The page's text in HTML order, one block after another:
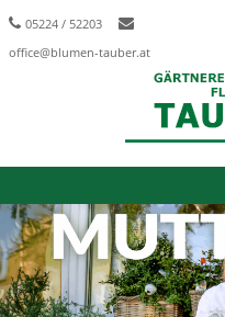
05224 / 52203
office@blumen-tauber.at
Skip to content